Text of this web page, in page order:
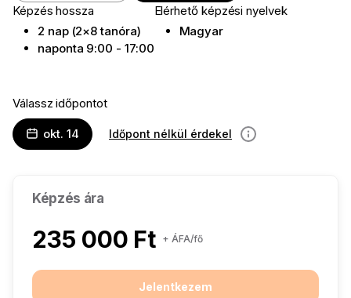
Képzés hossza
2 nap (2×8 tanóra)
naponta 9:00 - 17:00
Elérhető képzési nyelvek
Magyar
Válassz időpontot
okt. 14 Időpont nélkül érdekel
információ
Képzés ára
235 000 Ft + ÁFA/fő
Jelentkezem